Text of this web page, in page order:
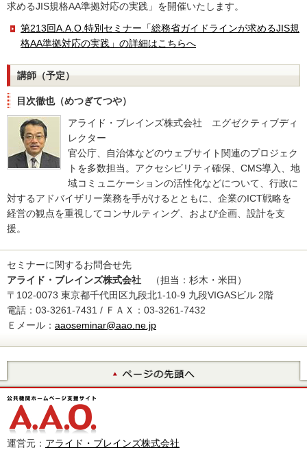
求めるJIS規格AA準拠対応の実践」を開催いたします。
第213回A.A.O.特別セミナー「総務省ガイドラインが求めるJIS規
格AA準拠対応の実践」の詳細はこちらへ
講師（予定）
目次徹也（めつぎてつや）
アライド・ブレインズ株式会社 エグゼクティブディ
レクター
官公庁、自治体などのウェブサイト関連のプロジェク
トを多数担当。アクセシビリティ確保、CMS導入、地
域コミュニケーションの活性化などについて、行政に
対するアドバイザリー業務を手がけるとともに、企業のICT戦略を
経営の観点を重視してコンサルティング、および企画、設計を支
援。
セミナーに関するお問合せ先
アライド・ブレインズ株式会社 （担当：杉木・米田）
〒102-0073 東京都千代田区九段北1-10-9 九段VIGASビル 2階
電話：03-3261-7431 / ＦＡＸ：03-3261-7432
Ｅメール： aaoseminar@aao.ne.jp
運営元： アライド・ブレインズ株式会社